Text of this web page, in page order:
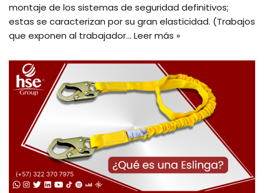
montaje de los sistemas de seguridad definitivos;
estas se caracterizan por su gran elasticidad. (Trabajos
que exponen al trabajador… Leer más »